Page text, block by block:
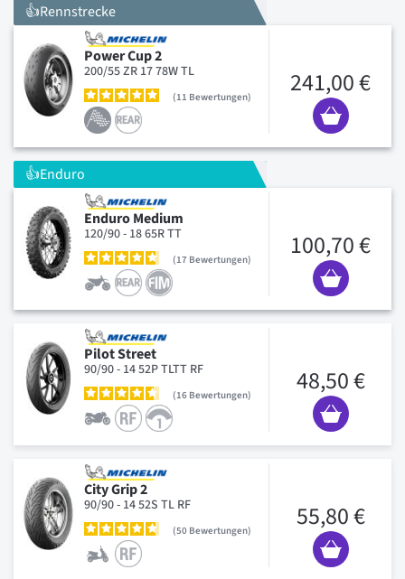
👍Rennstrecke
Power Cup 2
200/55 ZR 17 78W TL
11 Bewertungen 241,00 €
👍Enduro
Enduro Medium
120/90 - 18 65R TT
17 Bewertungen 100,70 €
Pilot Street
90/90 - 14 52P TLTT RF
16 Bewertungen 48,50 €
City Grip 2
90/90 - 14 52S TL RF
50 Bewertungen 55,80 €